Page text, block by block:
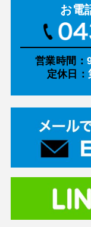
お電
営業時間：
定休日：